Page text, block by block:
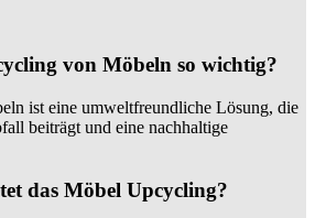
von Möbeln so wichtig?
ist eine umweltfreundliche Lösung, die
beiträgt und eine nachhaltige
das Möbel Upcycling?